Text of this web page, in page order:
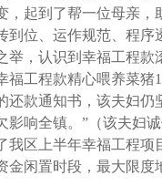
，起到了帮一位母亲，
、运作规范、程序透
举，认识到幸福工程款
福工程款精心喂养菜猪
还款通知书，该夫妇仍
影响全镇。”（该夫妇
我区上半年幸福工程
金闲置时段，最大限度